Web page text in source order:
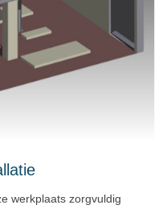
werkplaats zorgvuldig